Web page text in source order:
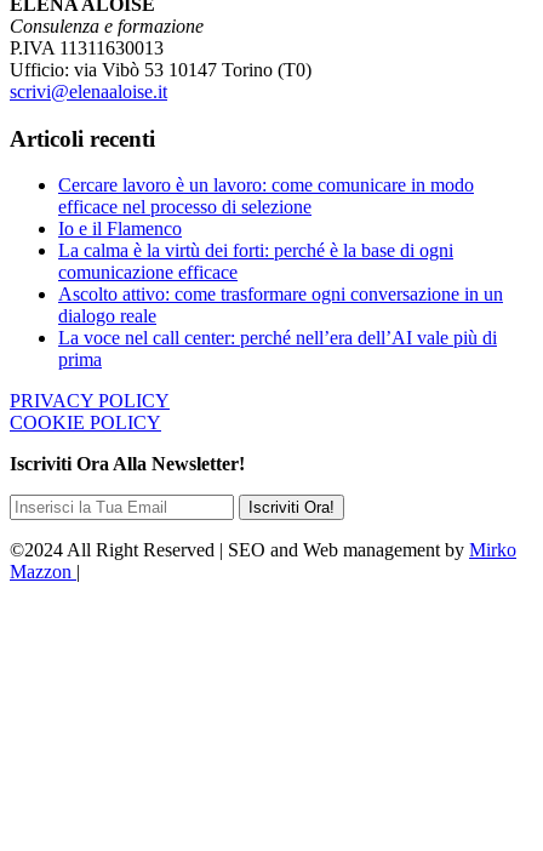
ELENA ALOISE
Consulenza e formazione
P.IVA 11311630013
Ufficio: via Vibò 53 10147 Torino (T0)
scrivi@elenaaloise.it
Articoli recenti
Cercare lavoro è un lavoro: come comunicare in modo
efficace nel processo di selezione
Io e il Flamenco
La calma è la virtù dei forti: perché è la base di ogni
comunicazione efficace
Ascolto attivo: come trasformare ogni conversazione in un
dialogo reale
La voce nel call center: perché nell’era dell’AI vale più di
prima
PRIVACY POLICY
COOKIE POLICY
Iscriviti Ora Alla Newsletter!
©2024 All Right Reserved | SEO and Web management by Mirko
Mazzon |